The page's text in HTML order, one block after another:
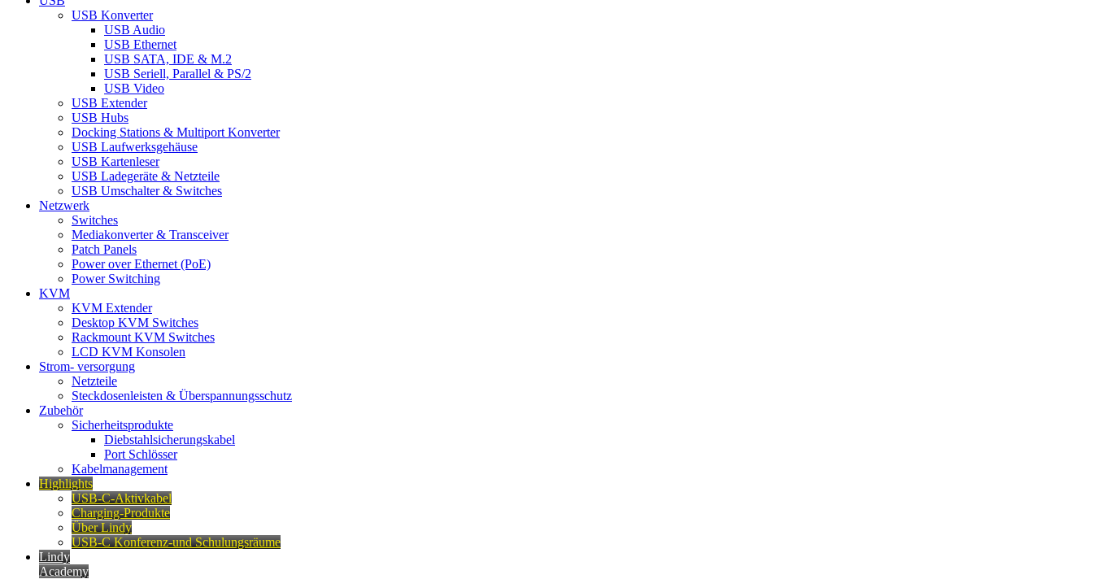
USB Konverter
USB Audio
USB Ethernet
USB SATA, IDE & M.2
USB Seriell, Parallel & PS/2
USB Video
USB Extender
USB Hubs
Docking Stations & Multiport Konverter
USB Laufwerksgehäuse
USB Kartenleser
USB Ladegeräte & Netzteile
USB Umschalter & Switches
Netzwerk
Switches
Mediakonverter & Transceiver
Patch Panels
Power over Ethernet (PoE)
Power Switching
KVM
KVM Extender
Desktop KVM Switches
Rackmount KVM Switches
LCD KVM Konsolen
Strom- versorgung
Netzteile
Steckdosenleisten & Überspannungsschutz
Zubehör
Sicherheitsprodukte
Diebstahlsicherungskabel
Port Schlösser
Kabelmanagement
Highlights
USB-C-Aktivkabel
Charging-Produkte
Über Lindy
USB-C Konferenz-und Schulungsräume
Lindy
Academy